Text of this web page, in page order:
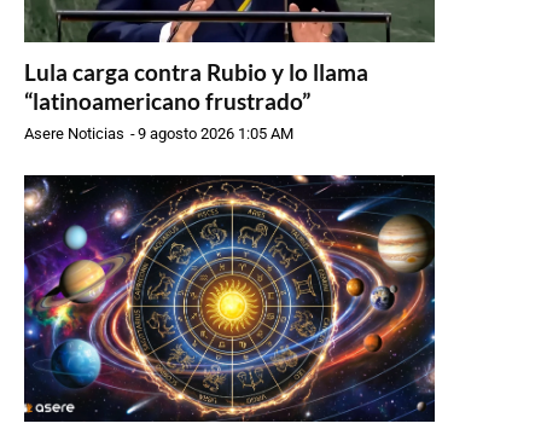
Lula carga contra Rubio y lo llama
“latinoamericano frustrado”
Asere Noticias -9 agosto 2026 1:05 AM